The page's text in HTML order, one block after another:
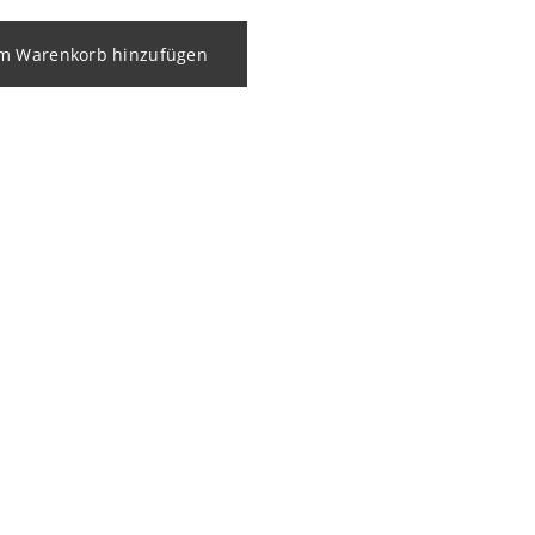
Warenkorb hinzufügen